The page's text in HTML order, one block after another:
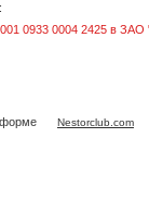
0933 0004 2425 в
Nestorclub.com